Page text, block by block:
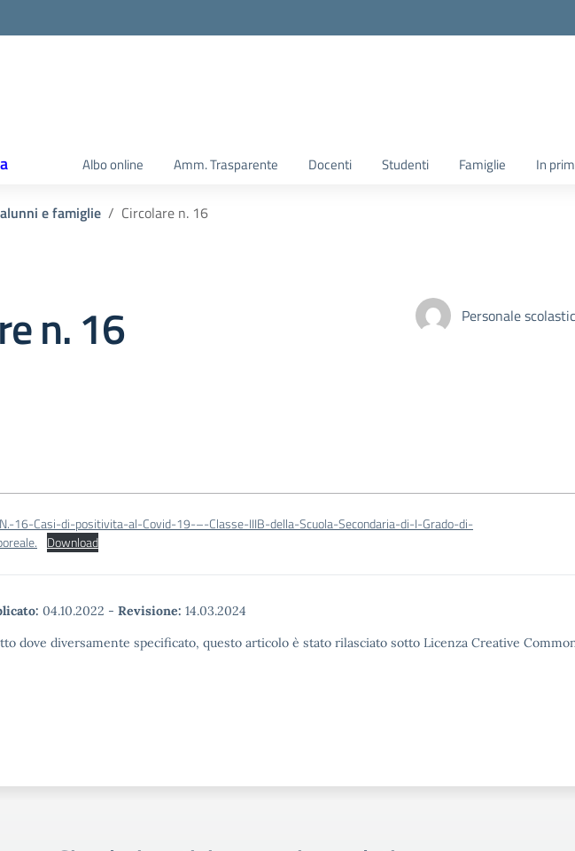
Albo online Amm. Trasparente Docenti Studenti Famiglie In
e famiglie Circolare n. 16
n. 16 Personale
16-Casi-di-positivita-al-Covid-19-–-Classe-IIIB-della-Scuola-Secondaria-di-I-Grado-di-
Download
04.10.2022 - Revisione: 14.03.2024
dove diversamente specificato, questo articolo è stato rilasciato sotto Licenza Creative